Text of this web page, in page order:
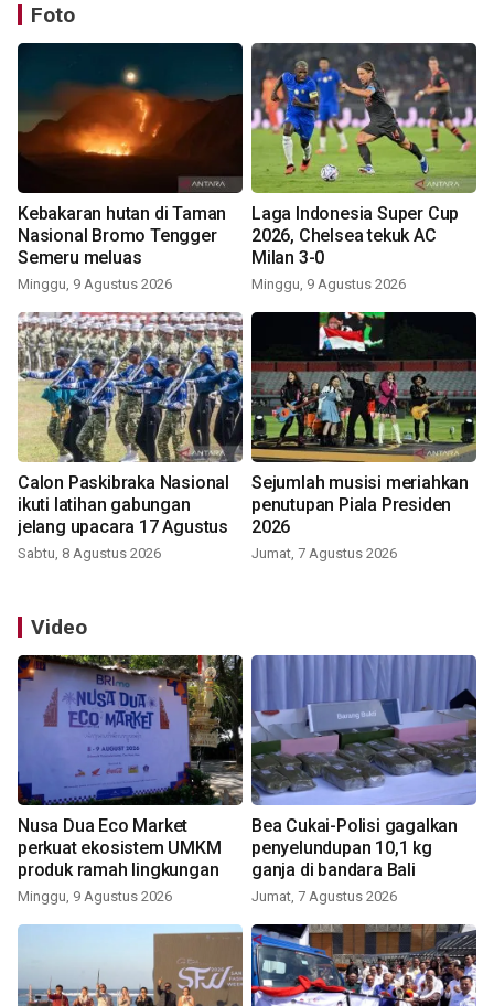
Foto
Kebakaran hutan di Taman
Nasional Bromo Tengger
Semeru meluas
Minggu, 9 Agustus 2026
Laga Indonesia Super Cup
2026, Chelsea tekuk AC
Milan 3-0
Minggu, 9 Agustus 2026
Calon Paskibraka Nasional
ikuti latihan gabungan
jelang upacara 17 Agustus
Sabtu, 8 Agustus 2026
Sejumlah musisi meriahkan
penutupan Piala Presiden
2026
Jumat, 7 Agustus 2026
Video
Nusa Dua Eco Market
perkuat ekosistem UMKM
produk ramah lingkungan
Minggu, 9 Agustus 2026
Bea Cukai-Polisi gagalkan
penyelundupan 10,1 kg
ganja di bandara Bali
Jumat, 7 Agustus 2026